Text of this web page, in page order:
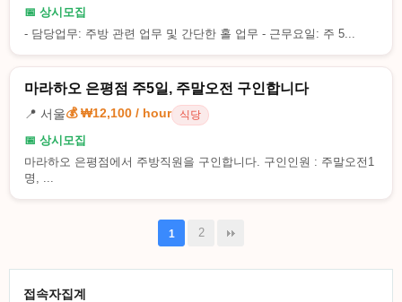
📅 상시모집
- 담당업무: 주방 관련 업무 및 간단한 홀 업무 - 근무요일: 주 5...
마라하오 은평점 주5일, 주말오전 구인합니다
📍 서울💰 ₩12,100 / hour 식당
📅 상시모집
마라하오 은평점에서 주방직원을 구인합니다. 구인인원 : 주말오전1
명, ...
1 2
접속자집계